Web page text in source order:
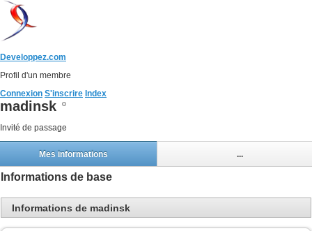
Developpez.com
Profil d'un membre
Connexion S'inscrire Index
madinsk
Invité de passage
Mes informations ...
Informations de base
Informations de madinsk